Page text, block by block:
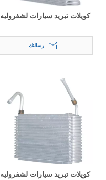
كويلات تبريد سيارات لشفروليه
رسالتك
كويلات تبريد سيارات لشفروليه